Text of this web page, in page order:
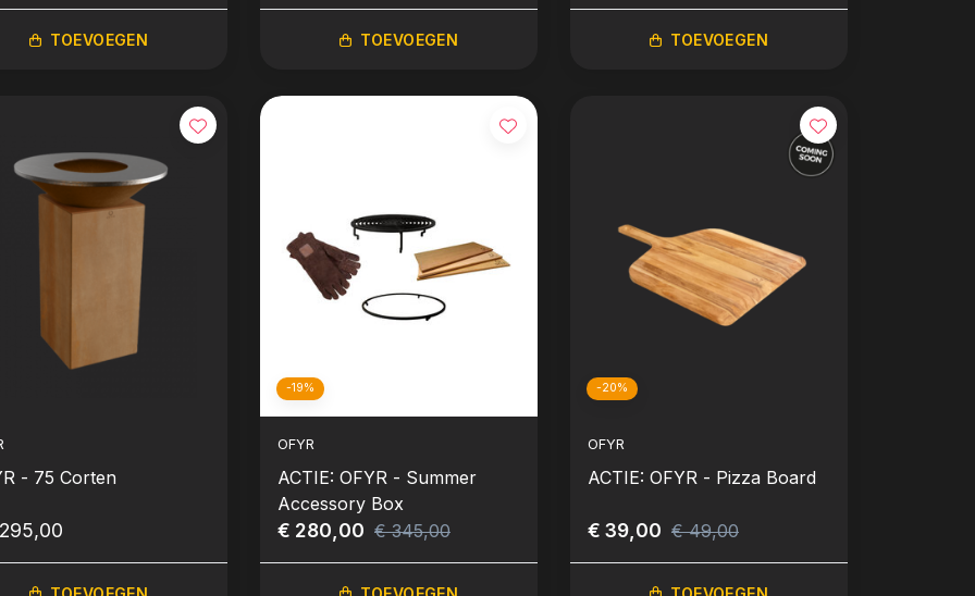
TOEVOEGEN TOEVOEGEN TOEVOEGEN
- 75 Corten
-19%
OFYR
ACTIE: OFYR - Summer
Accessory Box
€ 280,00 € 345,00
-20%
OFYR
ACTIE: OFYR - Pizza Board
€ 39,00 € 49,00